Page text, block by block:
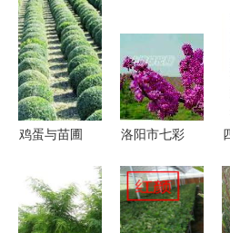
鸡蛋与苗圃
的战略选择
洛阳市七彩
培育与销售
的卓越典范